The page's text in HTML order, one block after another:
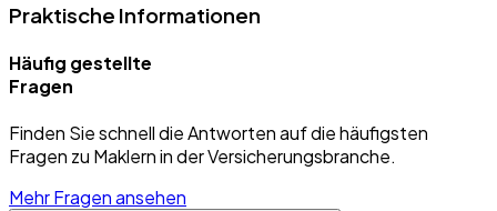
Praktische Informationen
Häufig gestellte
Fragen
Finden Sie schnell die Antworten auf die häufigsten
Fragen zu Maklern in der Versicherungsbranche.
Mehr Fragen ansehen